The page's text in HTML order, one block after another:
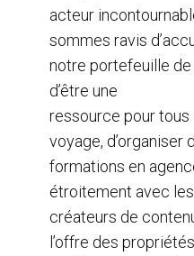
acteur
sommes ravis
notre portefeuille
d’être une
ressource pour
voyage, d’organiser
formations en
étroitement avec
créateurs de
l’offre des